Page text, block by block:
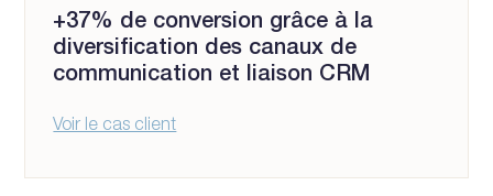
+37% de conversion grâce à la
diversification des canaux de
communication et liaison CRM
Voir le cas client